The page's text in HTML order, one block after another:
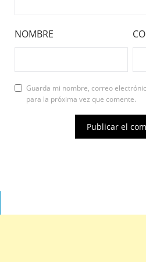
NOMBRE
Guarda mi nombre, correo
para la próxima vez que comente.